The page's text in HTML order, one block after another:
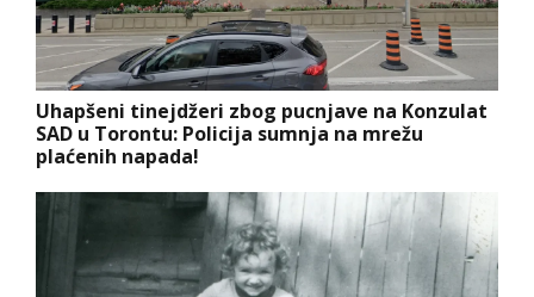
Uhapšeni tinejdžeri zbog pucnjave na Konzulat
SAD u Torontu: Policija sumnja na mrežu
plaćenih napada!